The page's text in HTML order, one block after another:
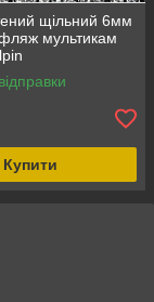
щільний 6мм
мультикам
Купити